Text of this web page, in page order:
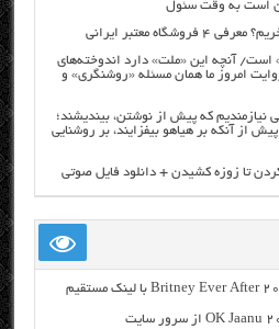
است به وقت سئول
معتبر ایرانی
است/ آنچه این «ملت» دارد اندوخته‌های
امروز ما همان مسئله «روشنگری» و
نیازمندیم که پیش از نوشتن، بیندیشند؛
از آنکه بر هیاهو بیفزایند، بر روشنایی
تا زوزه کشیدن + دانلود فایل صوتی